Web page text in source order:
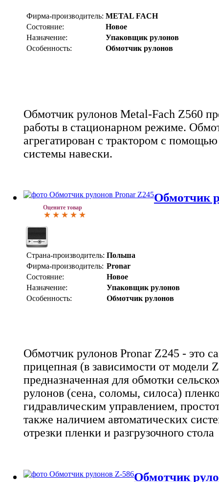
Фирма-производитель: METAL FACH
Состояние:
Новое
Назначение:
Упаковщик рулонов
Особенность:
Обмотчик рулонов
Обмотчик рулонов Metal-Fach Z560
работы в стационарном режиме.
агрегатирован с трактором с помощью
системы навески.
Оцените товар
Обмотчик
Страна-производитель: Польша
Фирма-производитель: Pronar
Состояние:
Новое
Назначение:
Упаковщик рулонов
Особенность:
Обмотчик рулонов
Обмотчик рулонов Pronar Z245 - это
прицепная (в зависимости от модели
предназначенная для обмотки
рулонов (сена, соломы, силоса)
гидравлическим управлением,
также наличием автоматических
отрезки пленки и разгрузочного стола
Обмотчик